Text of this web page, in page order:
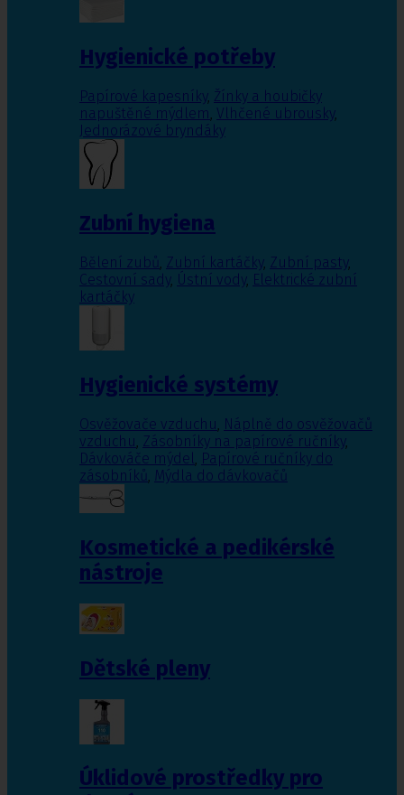
Hygienické potřeby
Papírové kapesníky, Žínky a houbičky
napuštěné mýdlem, Vlhčené ubrousky,
Jednorázové bryndáky
Zubní hygiena
Bělení zubů, Zubní kartáčky, Zubní pasty,
Cestovní sady, Ústní vody, Elektrické zubní
kartáčky
Hygienické systémy
Osvěžovače vzduchu, Náplně do osvěžovačů
vzduchu, Zásobníky na papírové ručníky,
Dávkováče mýdel, Papírové ručníky do
zásobníků, Mýdla do dávkovačů
Kosmetické a pedikérské
nástroje
Dětské pleny
Úklidové prostředky pro